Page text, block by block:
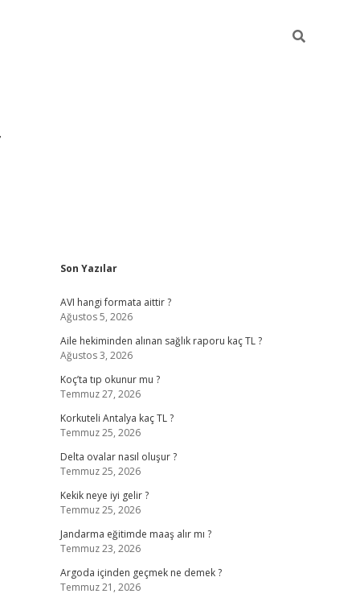
Sidebar
Son Yazılar
AVI hangi formata aittir ?
Ağustos 5, 2026
Aile hekiminden alınan sağlık raporu kaç TL ?
Ağustos 3, 2026
Koç’ta tıp okunur mu ?
Temmuz 27, 2026
Korkuteli Antalya kaç TL ?
Temmuz 25, 2026
Delta ovalar nasıl oluşur ?
Temmuz 25, 2026
Kekik neye iyi gelir ?
Temmuz 25, 2026
Jandarma eğitimde maaş alır mı ?
Temmuz 23, 2026
Argoda içinden geçmek ne demek ?
Temmuz 21, 2026